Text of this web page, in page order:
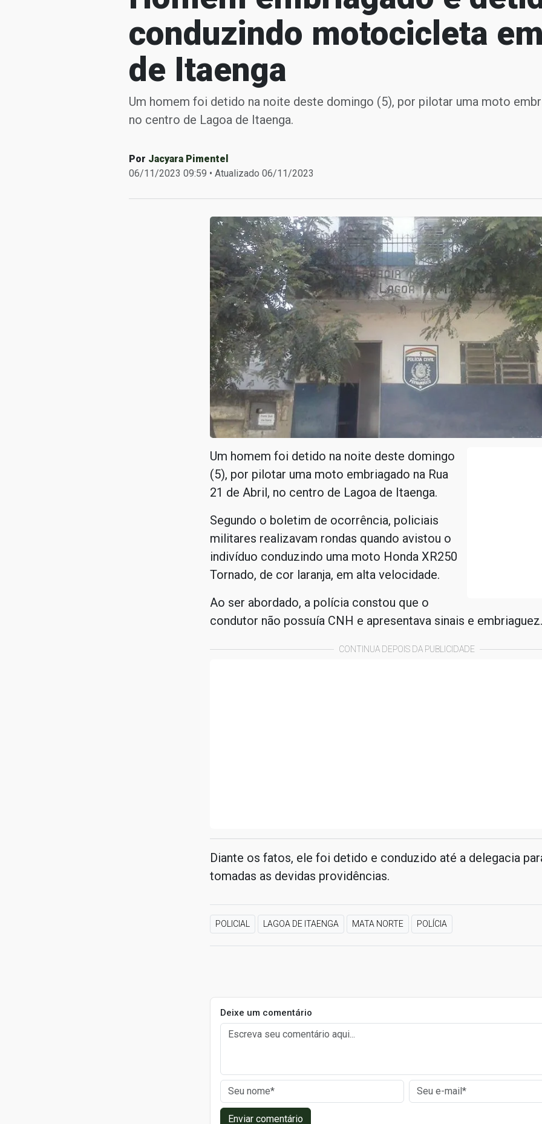
conduzindo motocicleta
de Itaenga
Um homem foi detido na noite deste domingo (5), por pilotar uma moto
no centro de Lagoa de Itaenga.
Por Jacyara Pimentel
06/11/2023 09:59 • Atualizado 06/11/2023
Um homem foi detido na noite deste domingo
(5), por pilotar uma moto embriagado na Rua
21 de Abril, no centro de Lagoa de Itaenga.
Segundo o boletim de ocorrência, policiais
militares realizavam rondas quando avistou o
indivíduo conduzindo uma moto Honda XR250
Tornado, de cor laranja, em alta velocidade.
Ao ser abordado, a polícia constou que o
condutor não possuía CNH e apresentava sinais e embriaguez.
CONTINUA DEPOIS DA PUBLICIDADE
Diante os fatos, ele foi detido e conduzido até a delegacia
tomadas as devidas providências.
POLICIAL LAGOA DE ITAENGA MATA NORTE POLÍCIA
Deixe um comentário
Enviar comentário